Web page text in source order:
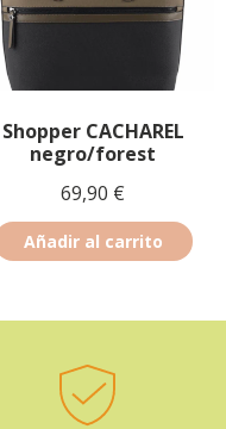
Shopper CACHAREL
negro/forest
69,90 €
Añadir al carrito